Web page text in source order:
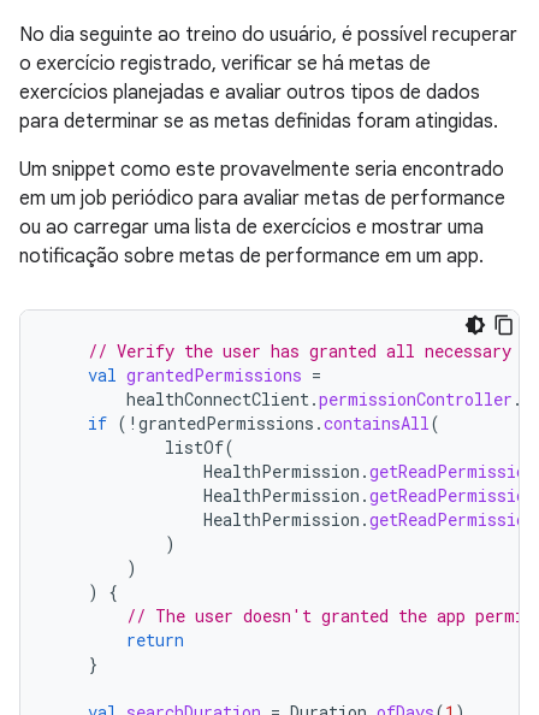
No dia seguinte ao treino do usuário, é possível recuperar
o exercício registrado, verificar se há metas de
exercícios planejadas e avaliar outros tipos de dados
para determinar se as metas definidas foram atingidas.
Um snippet como este provavelmente seria encontrado
em um job periódico para avaliar metas de performance
ou ao carregar uma lista de exercícios e mostrar uma
notificação sobre metas de performance em um app.
// Verify the user has granted all necessary
val grantedPermissions =
healthConnectClient.permissionController .
if ( ! grantedPermissions .containsAll(
listOf(
HealthPermission .getReadPermission
HealthPermission .getReadPermission
HealthPermission .getReadPermission
)
)
)
{
// The user doesn't granted the app
return
}